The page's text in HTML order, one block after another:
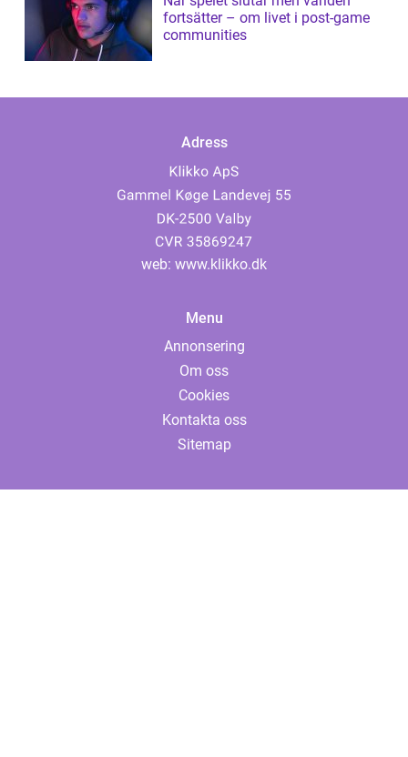
fortsätter – om livet i post-game
communities
Adress
web: www.klikko.dk
Menu
Annonsering
Om oss
Cookies
Kontakta oss
Sitemap